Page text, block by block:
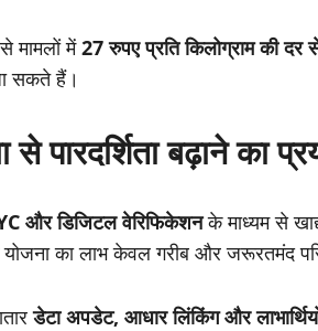
मामलों में27 रुपए प्रति किलोग्राम की
सकते हैं।
पारदर्शिता बढ़ाने का
और डिजिटल वेरिफिकेशनके माध्यम से
का लाभ केवल गरीब और जरूरतमंद
डेटा अपडेट, आधार लिंकिंग और